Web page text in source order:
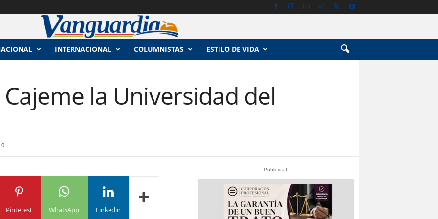
INTERNACIONAL COLUMNISTAS ESTILO DE VIDA
la Universidad del
0
Pinterest WhatsApp Linkedin
- Publicidad -